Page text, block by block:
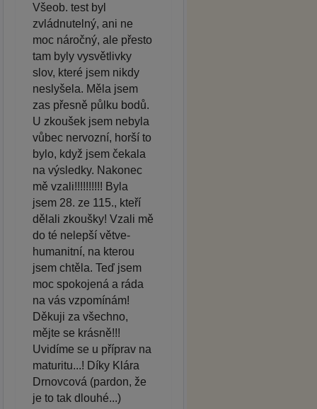
Všeob. test byl
zvládnutelný, ani ne
moc náročný, ale přesto
tam byly vysvětlivky
slov, které jsem nikdy
neslyšela. Měla jsem
zas přesně půlku bodů.
U zkoušek jsem nebyla
vůbec nervozní, horší to
bylo, když jsem čekala
na výsledky. Nakonec
mě vzali!!!!!!!!!! Byla
jsem 28. ze 115., kteří
dělali zkoušky! Vzali mě
do té nelepší větve-
humanitní, na kterou
jsem chtěla. Teď jsem
moc spokojená a ráda
na vás vzpomínám!
Děkuji za všechno,
mějte se krásně!!!
Uvidíme se u příprav na
maturitu...! Díky Klára
Drnovcová (pardon, že
je to tak dlouhé...)